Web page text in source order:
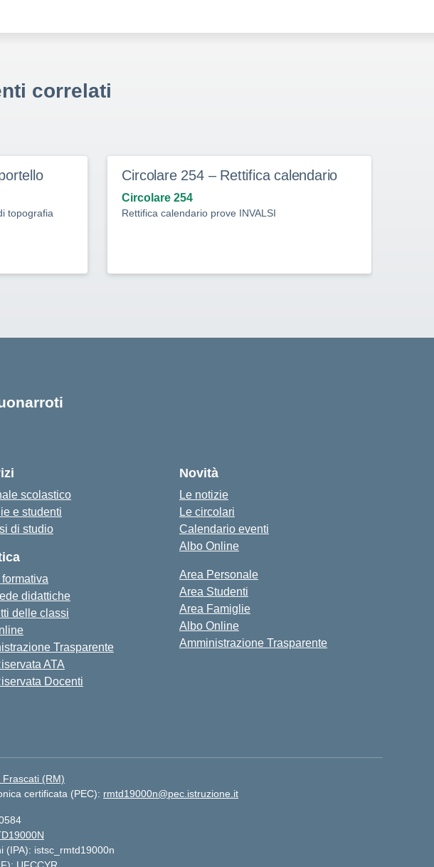
correlati
topografia
Circolare 254 – Rettifica calendario
Circolare 254
Rettifica calendario prove INVALSI
scolastico
e studenti
di studio
didattiche
delle classi
Trasparente
ATA
Docenti
Novità
Le notizie
Le circolari
Calendario eventi
Albo Online
Area Personale
Area Studenti
Area Famiglie
Albo Online
Amministrazione Trasparente
Frascati (RM)
certificata (PEC): rmtd19000n@pec.istruzione.it
(IPA): istsc_rmtd19000n